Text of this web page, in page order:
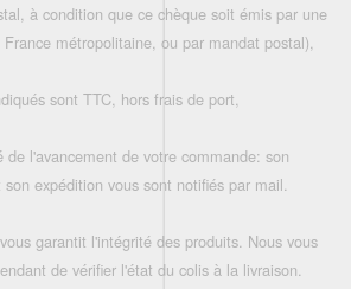
à condition que ce chèque soit émis par une
métropolitaine, ou par mandat postal),
sont TTC, hors frais de port,
de l'avancement de votre commande: son
expédition vous sont notifiés par mail.
garantit l'intégrité des produits. Nous vous
de vérifier l'état du colis à la livraison.